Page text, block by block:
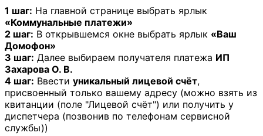
1 шаг: На главной странице выбрать ярлык
«Коммунальные платежи»
2 шаг: В открывшемся окне выбрать ярлык «Ваш
Домофон»
3 шаг: Далее выбираем получателя платежа ИП
Захарова О. В.
4 шаг: Ввести уникальный лицевой счёт,
присвоенный только вашему адресу (можно взять из
квитанции (поле "Лицевой счёт") или получить у
диспетчера (позвонив по телефонам сервисной
службы))